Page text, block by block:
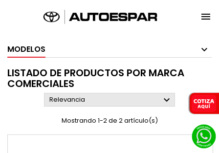

MODELOS
LISTADO DE PRODUCTOS POR MARCA
COMERCIALES
Relevancia 
Mostrando 1-2 de 2 artículo(s)